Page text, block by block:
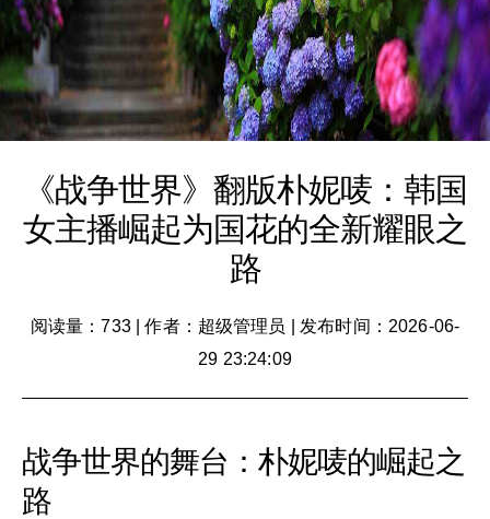
《战争世界》翻版朴妮唛：韩国
女主播崛起为国花的全新耀眼之
路
阅读量：733|作者：超级管理员
发布时间：2026-06-
29 23:24:09
战争世界的舞台：朴妮唛的崛起之
路